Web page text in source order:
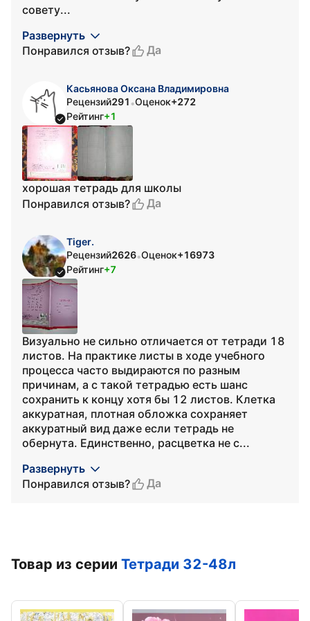
совету...
Развернуть
Понравился отзыв?
Да
Касьянова Оксана Владимировна
Рецензий291 •Оценок+272
Рейтинг+1
хорошая тетрадь для школы
Понравился отзыв?
Да
Tiger.
Рецензий2626•Оценок+16973
Рейтинг+7
Визуально не сильно отличается от тетради 18
листов. На практике листы в ходе учебного
процесса часто выдираются по разным
причинам, а с такой тетрадью есть шанс
сохранить к концу хотя бы 12 листов. Клетка
аккуратная, плотная обложка сохраняет
аккуратный вид даже если тетрадь не
обернута. Единственно, расцветка не с...
Развернуть
Понравился отзыв?
Да
Товар из серии Тетради 32-48л